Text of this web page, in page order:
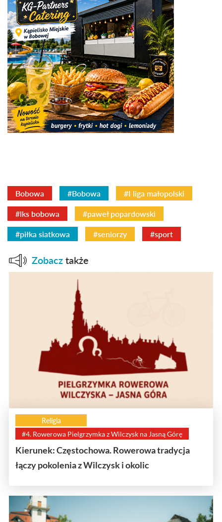
Bobowa #Bobowa #I liga małopolski
#lks bobowa #paweł popardowski
#piłka siatkowa #seniorzy #sport
Zobacz także
Religia
#4. Rowerowa Pielgrzymka z Wilczysk na Jasną Górę
Kierunek: Częstochowa. Rowerowa tradycja
łączy pokolenia z Wilczysk i okolic